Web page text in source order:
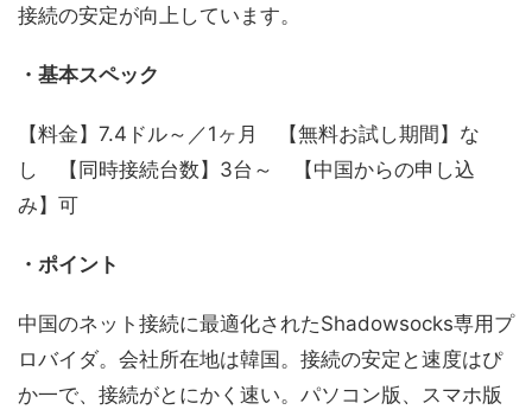
接続の安定が向上しています。
・基本スペック
【料金】7.4ドル～／1ヶ月 【無料お試し期間】な
し 【同時接続台数】3台～ 【中国からの申し込
み】可
・ポイント
中国のネット接続に最適化されたShadowsocks専用プ
ロバイダ。会社所在地は韓国。接続の安定と速度はぴ
か一で、接続がとにかく速い。パソコン版、スマホ版